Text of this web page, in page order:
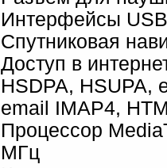
Интерфейсы
Спутниковая
Доступ в
HSDPA, HSUPA,
email IMAP4,
Процессор
МГц